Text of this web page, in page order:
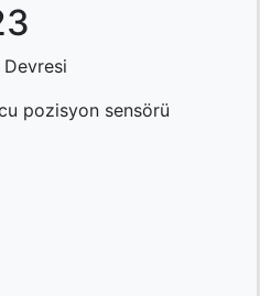
Devresi
pozisyon sensörü